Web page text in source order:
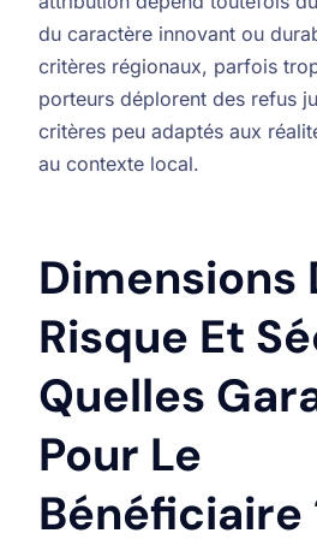
du caractère innovant ou
critères régionaux, parfois
porteurs déplorent des refus
critères peu adaptés aux
au contexte local.
Dimensions
Risque Et
Quelles
Pour Le
Bénéficiaire